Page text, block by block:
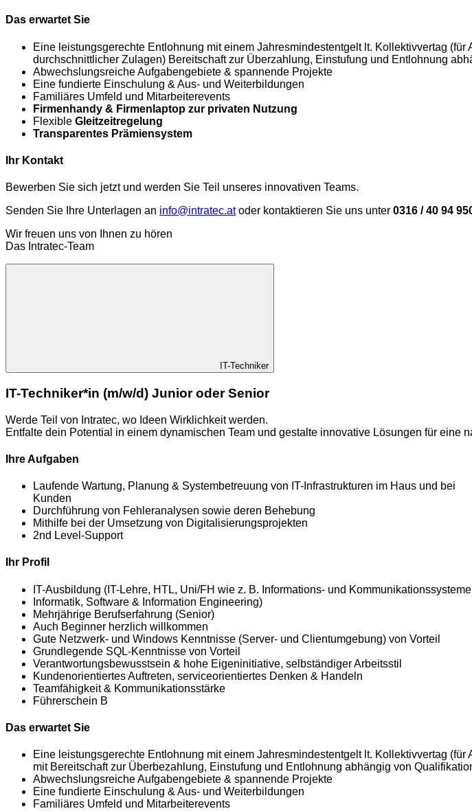
Das erwartet Sie
Eine leistungsgerechte Entlohnung mit einem Jahresmindestentgelt lt. Kollektivvertag
durchschnittlicher Zulagen) Bereitschaft zur Überzahlung, Einstufung und Entlohnung
Abwechslungsreiche Aufgabengebiete & spannende Projekte
Eine fundierte Einschulung & Aus- und Weiterbildungen
Familiäres Umfeld und Mitarbeiterevents
Firmenhandy & Firmenlaptop zur privaten Nutzung
Flexible Gleitzeitregelung
Transparentes Prämiensystem
Ihr Kontakt
Bewerben Sie sich jetzt und werden Sie Teil unseres innovativen Teams.
Senden Sie Ihre Unterlagen an info@intratec.atoder kontaktieren Sie uns unter 0316 / 40 94
Wir freuen uns von Ihnen zu hören
Das Intratec-Team
IT-Techniker
IT-Techniker*in (m/w/d) Junior oder Senior
Werde Teil von Intratec, wo Ideen Wirklichkeit werden.
Entfalte dein Potential in einem dynamischen Team und gestalte innovative Lösungen für eine
Ihre Aufgaben
Laufende Wartung, Planung & Systembetreuung von IT-Infrastrukturen im Haus und bei
Kunden
Durchführung von Fehleranalysen sowie deren Behebung
Mithilfe bei der Umsetzung von Digitalisierungsprojekten
2nd Level-Support
Ihr Profil
IT-Ausbildung (IT-Lehre, HTL, Uni/FH wie z. B. Informations- und
Informatik, Software & Information Engineering)
Mehrjährige Berufserfahrung (Senior)
Auch Beginner herzlich willkommen
Gute Netzwerk- und Windows Kenntnisse (Server- und Clientumgebung) von Vorteil
Grundlegende SQL-Kenntnisse von Vorteil
Verantwortungsbewusstsein & hohe Eigeninitiative, selbständiger Arbeitsstil
Kundenorientiertes Auftreten, serviceorientiertes Denken & Handeln
Teamfähigkeit & Kommunikationsstärke
Führerschein B
Das erwartet Sie
Eine leistungsgerechte Entlohnung mit einem Jahresmindestentgelt lt. Kollektivvertag
mit Bereitschaft zur Überbezahlung, Einstufung und Entlohnung abhängig von
Abwechslungsreiche Aufgabengebiete & spannende Projekte
Eine fundierte Einschulung & Aus- und Weiterbildungen
Familiäres Umfeld und Mitarbeiterevents